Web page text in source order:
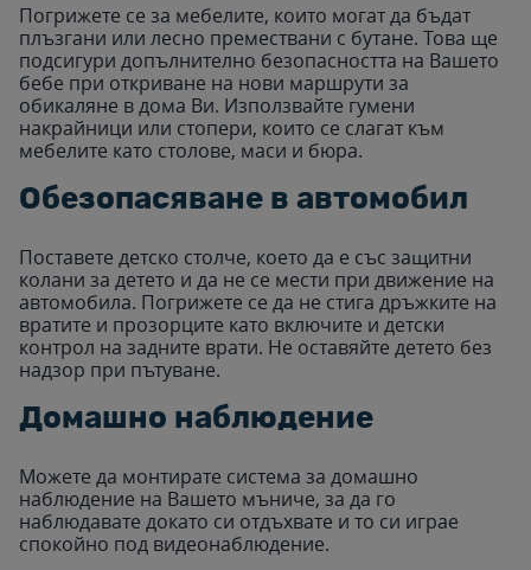
Погрижете се за мебелите, които могат да бъдат
плъзгани или лесно премествани с бутане. Това ще
подсигури допълнително безопасността на Вашето
бебе при откриване на нови маршрути за
обикаляне в дома Ви. Използвайте гумени
накрайници или стопери, които се слагат към
мебелите като столове, маси и бюра.
Обезопасяване в автомобил
Поставете детско столче, което да е със защитни
колани за детето и да не се мести при движение на
автомобила. Погрижете се да не стига дръжките на
вратите и прозорците като включите и детски
контрол на задните врати. Не оставяйте детето без
надзор при пътуване.
Домашно наблюдение
Можете да монтирате система за домашно
наблюдение на Вашето мъниче, за да го
наблюдавате докато си отдъхвате и то си играе
спокойно под видеонаблюдение.